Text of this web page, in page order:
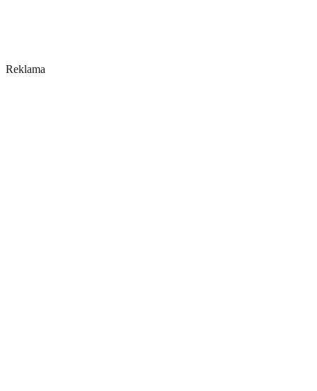
Reklama